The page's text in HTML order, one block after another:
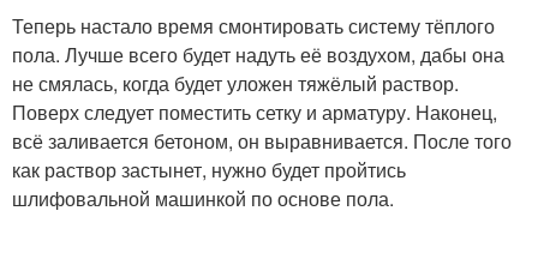
Теперь настало время смонтировать систему тёплого
пола. Лучше всего будет надуть её воздухом, дабы она
не смялась, когда будет уложен тяжёлый раствор.
Поверх следует поместить сетку и арматуру. Наконец,
всё заливается бетоном, он выравнивается. После того
как раствор застынет, нужно будет пройтись
шлифовальной машинкой по основе пола.